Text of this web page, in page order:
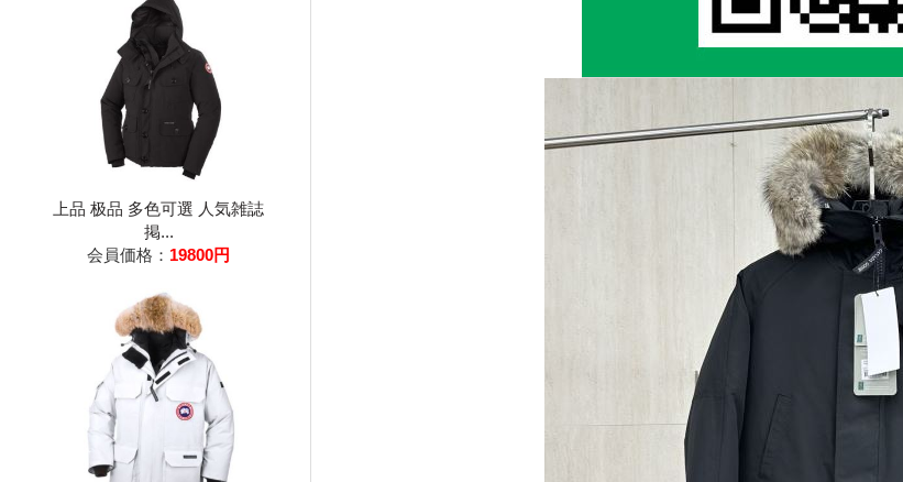
上品 极品 多色可選 人気雑誌
掲...
会員価格： 19800円